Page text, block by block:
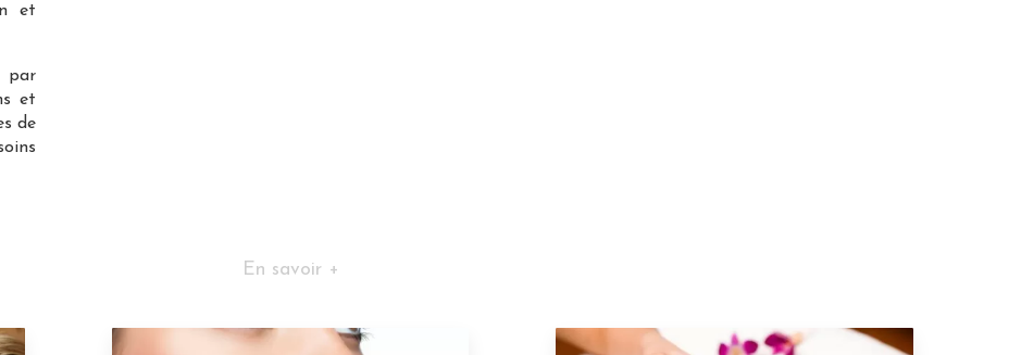
et
et
de
En savoir +